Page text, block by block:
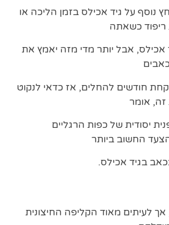
נוסף על גיד אכילס בזמן הליכה או
כשאתה
אבל יותר מדי מזה יאמץ את
חודשים להחלים, אז כדאי לנקוט
זה, אומר
יסודית של כפות הרגליים
החשוב ביותר
בגיד אכילס.
אך לעיתים מאוד הקליפה החיצונית